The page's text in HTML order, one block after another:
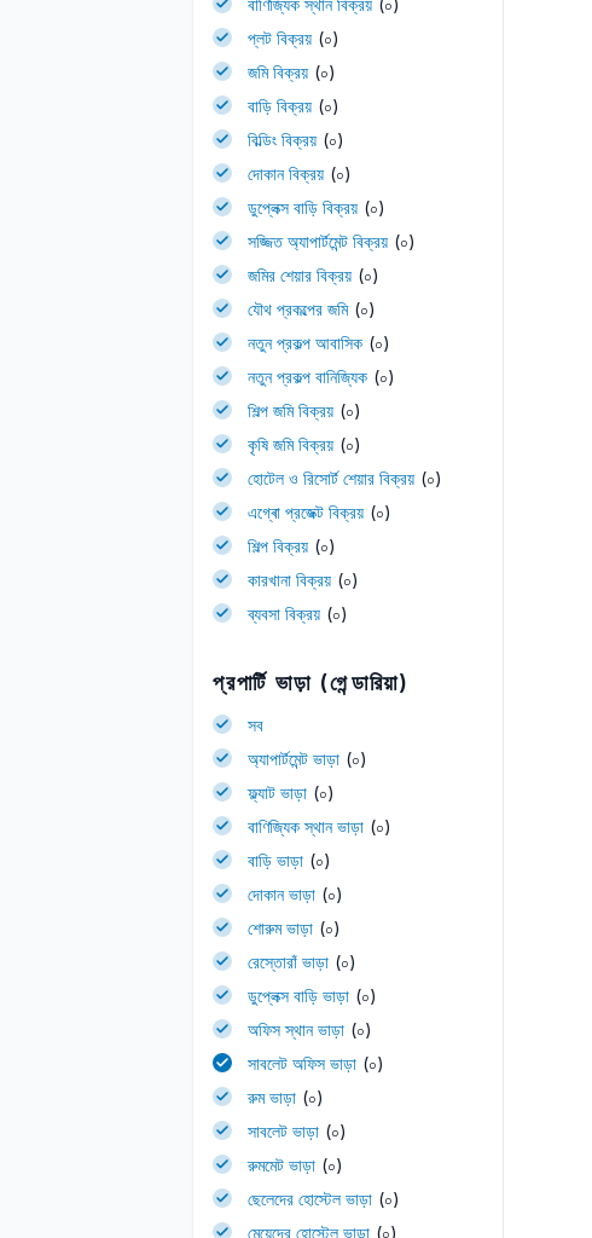
বাণিজ্যিক স্থান বিক্রয় (০)
প্লট বিক্রয় (০)
জমি বিক্রয় (০)
বাড়ি বিক্রয় (০)
বিল্ডিং বিক্রয় (০)
দোকান বিক্রয় (০)
ডুপ্লেক্স বাড়ি বিক্রয় (০)
সজ্জিত অ্যাপার্টমেন্ট বিক্রয় (০)
জমির শেয়ার বিক্রয় (০)
যৌথ প্রকল্পের জমি (০)
নতুন প্রকল্প আবাসিক (০)
নতুন প্রকল্প বানিজ্যিক (০)
শিল্প জমি বিক্রয় (০)
কৃষি জমি বিক্রয় (০)
হোটেল ও রিসোর্ট শেয়ার বিক্রয় (০)
এগ্ৰো প্রজেক্ট বিক্রয় (০)
শিল্প বিক্রয় (০)
কারখানা বিক্রয় (০)
ব্যবসা বিক্রয় (০)
প্রপার্টি ভাড়া (গেন্ডারিয়া)
সব
অ্যাপার্টমেন্ট ভাড়া (০)
ফ্ল্যাট ভাড়া (০)
বাণিজ্যিক স্থান ভাড়া (০)
বাড়ি ভাড়া (০)
দোকান ভাড়া (০)
শোরুম ভাড়া (০)
রেস্তোরাঁ ভাড়া (০)
ডুপ্লেক্স বাড়ি ভাড়া (০)
অফিস স্থান ভাড়া (০)
সাবলেট অফিস ভাড়া (০)
রুম ভাড়া (০)
সাবলেট ভাড়া (০)
রুমমেট ভাড়া (০)
ছেলেদের হোস্টেল ভাড়া (০)
মেয়েদের হোস্টেল ভাড়া (০)